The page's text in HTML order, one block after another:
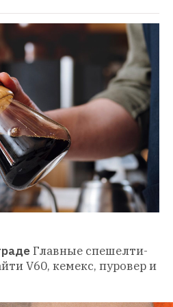
Главные спешелти-
V60, кемекс, пуровер и